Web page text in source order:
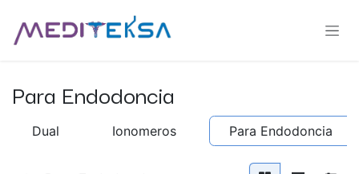
Para Endodoncia
Dual Ionomeros Para Endodoncia